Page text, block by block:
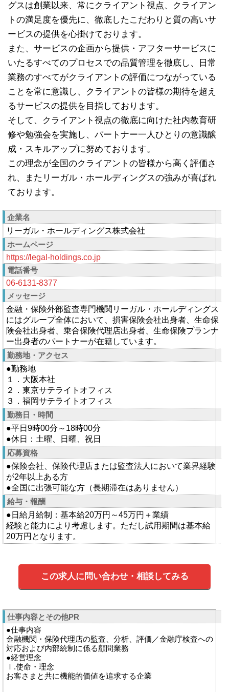
グスは創業以来、常にクライアント視点、クライアン
トの満足度を優先に、徹底したこだわりと質の高いサ
ービスの提供を心掛けております。
また、サービスの企画から提供・アフターサービスに
いたるすべてのプロセスでの品質管理を徹底し、日常
業務のすべてがクライアントの評価につながっている
ことを常に意識し、クライアントの皆様の期待を超え
るサービスの提供を目指しております。
そして、クライアント視点の徹底に向けた社内教育研
修や勉強会を実施し、パートナー一人ひとりの意識醸
成・スキルアップに努めております。
この理念が全国のクライアントの皆様から高く評価さ
れ、またリーガル・ホールディングスの強みが喜ばれ
ております。
企業名
リーガル・ホールディングス株式会社
ホームページ
https://legal-holdings.co.jp
電話番号
06-6131-8377
メッセージ
金融・保険外部監査専門機関リーガル・ホールディングス
にはグループ全体において、損害保険会社出身者、生命保
険会社出身者、乗合保険代理店出身者、生命保険プランナ
ー出身者のパートナーが在籍しています。
勤務地・アクセス
●勤務地
１．大阪本社
２．東京サテライトオフィス
３．福岡サテライトオフィス
勤務日・時間
●平日9時00分～18時00分
●休日：土曜、日曜、祝日
応募資格
●保険会社、保険代理店または監査法人において業界経験
が2年以上ある方
●全国に出張可能な方（長期滞在はありません）
給与・報酬
●日給月給制：基本給20万円～45万円＋業績
経験と能力により考慮します。ただし試用期間は基本給
20万円となります。
この求人に問い合わせ・相談してみる
仕事内容とその他PR
●仕事内容
金融機関・保険代理店の監査、分析、評価／金融庁検査への
対応および内部統制に係る顧問業務
●経営理念
Ⅰ.使命・理念
お客さまと共に機能的価値を追求する企業